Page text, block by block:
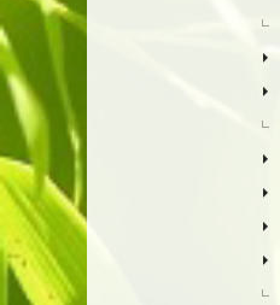
►
►
►
►
►
►